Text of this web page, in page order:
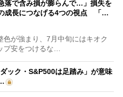
落で含み損が膨らんで…」損失を
成長につなげる4つの視点 「…
が強まり、7月中旬にはキオク
プ安をつけるな…
ック・S&P500は足踏み」が意味